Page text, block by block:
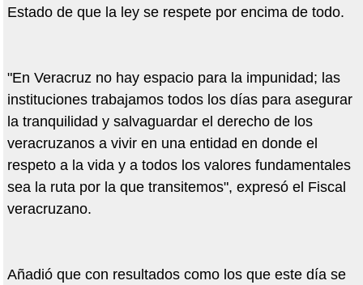
Estado de que la ley se respete por encima de todo.
"En Veracruz no hay espacio para la impunidad; las
instituciones trabajamos todos los días para asegurar
la tranquilidad y salvaguardar el derecho de los
veracruzanos a vivir en una entidad en donde el
respeto a la vida y a todos los valores fundamentales
sea la ruta por la que transitemos", expresó el Fiscal
veracruzano.
Añadió que con resultados como los que este día se